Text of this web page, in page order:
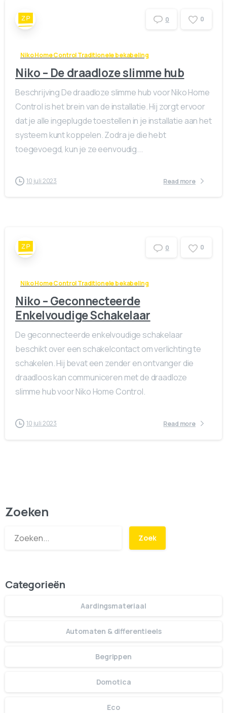
0 0
Niko Home Control Traditionele bekabeling
Niko – De draadloze slimme hub
Beschrijving De draadloze slimme hub voor Niko Home
Control is het brein van de installatie. Hij zorgt ervoor
dat je alle ingeplugde toestellen in je installatie aan het
systeem kunt koppelen. Zodra je die hebt
toegevoegd, kun je ze eenvoudig...
10 juli 2023 Read more
0 0
Niko Home Control Traditionele bekabeling
Niko – Geconnecteerde
Enkelvoudige Schakelaar
De geconnecteerde enkelvoudige schakelaar
beschikt over een schakelcontact om verlichting te
schakelen. Hij bevat een zender en ontvanger die
draadloos kan communiceren met de draadloze
slimme hub voor Niko Home Control.
10 juli 2023 Read more
Zoeken
Zoek
Categorieën
Aardingsmateriaal
Automaten & differentieels
Begrippen
Domotica
Eco